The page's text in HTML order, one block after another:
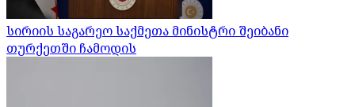
სირიის საგარეო საქმეთა მინისტრი შეიბანი
თურქეთში ჩამოდის